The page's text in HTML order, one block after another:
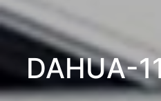
DAHUA-